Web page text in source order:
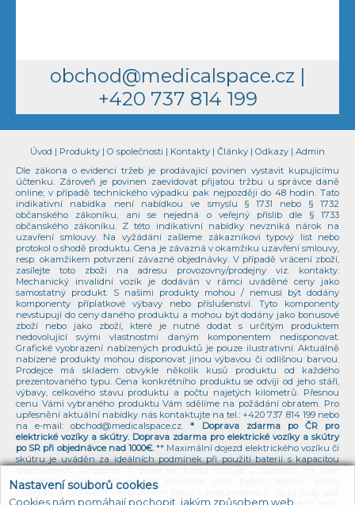
obchod@medicalspace.cz |
+420 737 814 199
Úvod | Produkty | O společnosti | Kontakty | Články | Odkazy | Admin
Dle zákona o evidenci tržeb je prodávající povinen vystavit kupujícímu
účtenku. Zároveň je povinen zaevidovat přijatou tržbu u správce daně
online; v případě technického výpadku pak nejpozději do 48 hodin. Tato
indikativní nabídka není nabídkou ve smyslu § 1731 nebo § 1732
občanského zákoníku, ani se nejedná o veřejný příslib dle § 1733
občanského zákoníku. Z této indikativní nabídky nevzniká nárok na
uzavření smlouvy. Na vyžádání zašleme zákazníkovi typový list nebo
protokol o shodě produktu. Cena je závazná v okamžiku uzavření smlouvy,
resp. okamžikem potvrzení závazné objednávky. V případě vrácení zboží,
zasílejte toto zboží na adresu provozovny/prodejny viz. kontakty.
Mechanický invalidní vozík je dodáván v rámci uváděné ceny jako
samostatný produkt. S našimi produkty mohou / nemusí být dodány
komponenty příplatkové výbavy nebo příslušenství. Tyto komponenty
nevstupují do ceny daného produktu a mohou být dodány jako bonusové
zboží nebo jako zboží, které je nutné dodat s určitým produktem
nedovolující svými vlastnostmi daným komponentem nedisponovat.
Grafické vyobrazení nabízených produktů je pouze ilustrativní. Aktuálně
nabízené produkty mohou disponovat jinou výbavou či odlišnou barvou.
Prodejce má skladem obvykle několik kusů produktu od každého
prezentovaného typu. Cena konkrétního produktu se odvíjí od jeho stáří,
výbavy, celkového stavu produktu a počtu najetých kilometrů. Přesnou
cenu Vámi vybraného produktu Vám sdělíme na požádání obratem. Pro
upřesnění aktuální nabídky nás kontaktujte na tel.: +420 737 814 199nebo
na e-mail:obchod@medicalspace.cz .* Doprava zdarma po ČR pro
elektrické vozíky a skútry. Doprava zdarma pro elektrické vozíky a skútry
po SR při objednávce nad 1000€. ** Maximální dojezd elektrického vozíku či
skútru je uváděn za ideálních podmínek při použití baterií s kapacitou
doporučenou výrobcem. V praxi se dojezd snižuje v závislosti na váze
uživatele, terénu, překonávání překážek, stáří baterií, teplotě, počtu
rozjezdů a zastavení, nesprávném tlaku v pneumatikách, stylu jízdy atd.
Nastavení souborů cookies
Cookies nám pomáhají pochopit, jakým způsobem web